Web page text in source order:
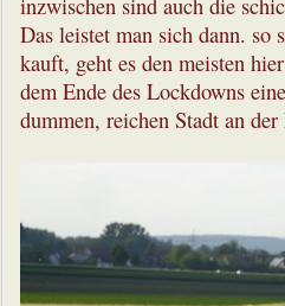
Das leistet man sich dann. so
kauft, geht es den meisten
dem Ende des Lockdowns
dummen, reichen Stadt an